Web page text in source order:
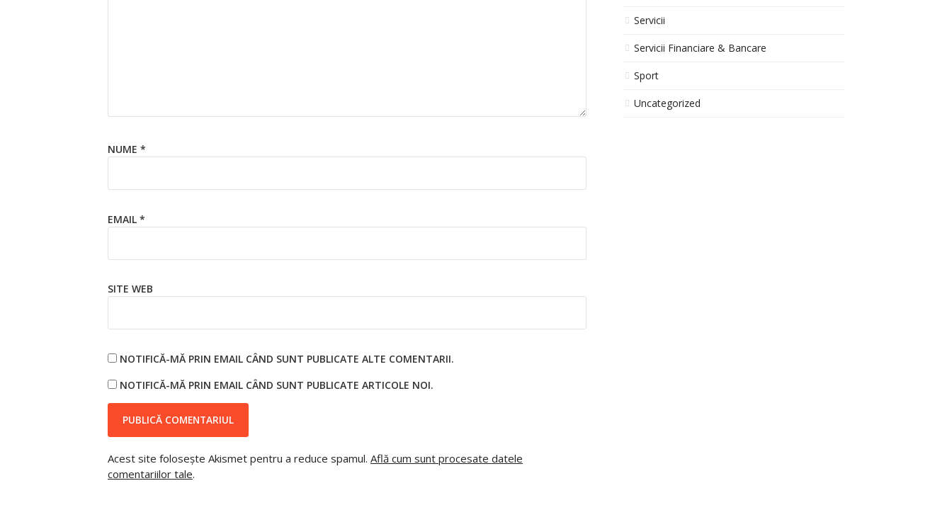
NUME *
EMAIL *
SITE WEB
NOTIFICĂ-MĂ PRIN EMAIL CÂND SUNT PUBLICATE ALTE COMENTARII.
NOTIFICĂ-MĂ PRIN EMAIL CÂND SUNT PUBLICATE ARTICOLE NOI.
Acest site folosește Akismet pentru a reduce spamul. Află cum sunt procesate datele
comentariilor tale.
Servicii
Servicii Financiare & Bancare
Sport
Uncategorized